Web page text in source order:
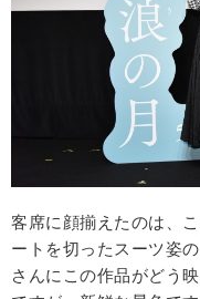
客席に顔揃えたのは、
ートを切ったスーツ姿
さんにこの作品がどう